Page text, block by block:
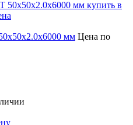
мм Цена по